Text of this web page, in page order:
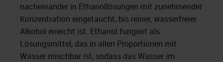
nacheinander in Ethanollösungen mit zunehmender
Konzentration eingetaucht, bis reiner, wasserfreier
Alkohol erreicht ist. Ethanol fungiert als
Lösungsmittel, das in allen Proportionen mit
Wasser mischbar ist, sodass das Wasser im